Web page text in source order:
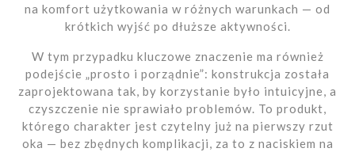
na komfort użytkowania w różnych warunkach — od
krótkich wyjść po dłuższe aktywności.
W tym przypadku kluczowe znaczenie ma również
podejście „prosto i porządnie”: konstrukcja została
zaprojektowana tak, by korzystanie było intuicyjne, a
czyszczenie nie sprawiało problemów. To produkt,
którego charakter jest czytelny już na pierwszy rzut
oka — bez zbędnych komplikacji, za to z naciskiem na